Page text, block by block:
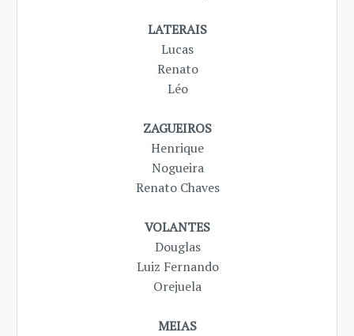
LATERAIS
Lucas
Renato
Léo
ZAGUEIROS
Henrique
Nogueira
Renato Chaves
VOLANTES
Douglas
Luiz Fernando
Orejuela
MEIAS